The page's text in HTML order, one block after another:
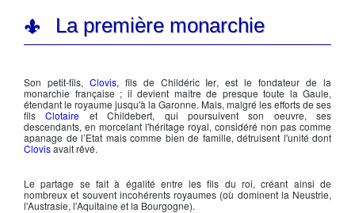
La première monarchie
Son petit-fils, Clovis, fils de Childéric Ier, est le fondateur de la
monarchie française ; il devient maître de presque toute la Gaule,
étendant le royaume jusqu'à la Garonne. Mais, malgré les efforts de ses
filsClotaire etChildebert, qui poursuivent son oeuvre, ses
descendants, en morcelant l'héritage royal, considéré non pas comme
apanage de l’Etat mais comme bien de famille, détruisent l'unité dont
Clovisavait rêvé.
Le partage se fait à égalité entre les fils du roi, créant ainsi de
nombreux et souvent incohérents royaumes (où dominent la Neustrie,
l'Austrasie, l'Aquitaine et la Bourgogne).